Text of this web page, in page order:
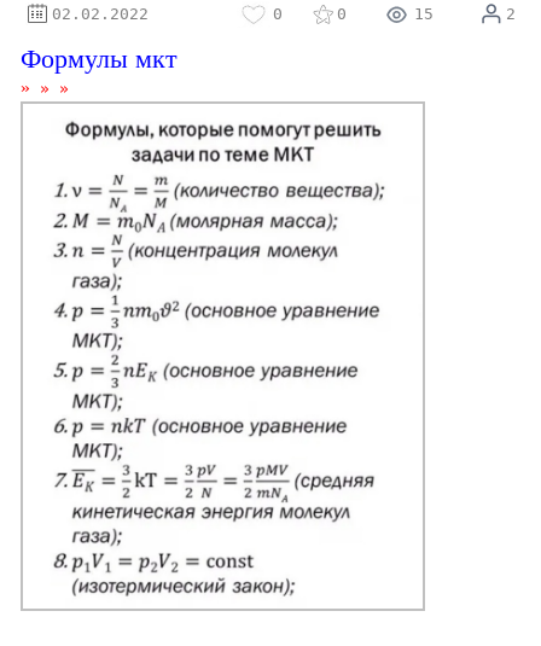
02.02.2022 0 ⚝ 0 15 2
Формулы мкт
» » »